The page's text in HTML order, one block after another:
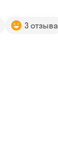
3 отзыва